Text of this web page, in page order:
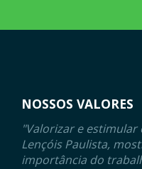
NOSSOS VALORES
"Valorizar e
Lençóis Paulista,
importância do